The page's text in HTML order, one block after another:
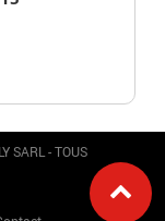
SARL - TOUS